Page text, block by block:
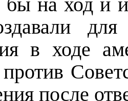
для
в ходе
против
после